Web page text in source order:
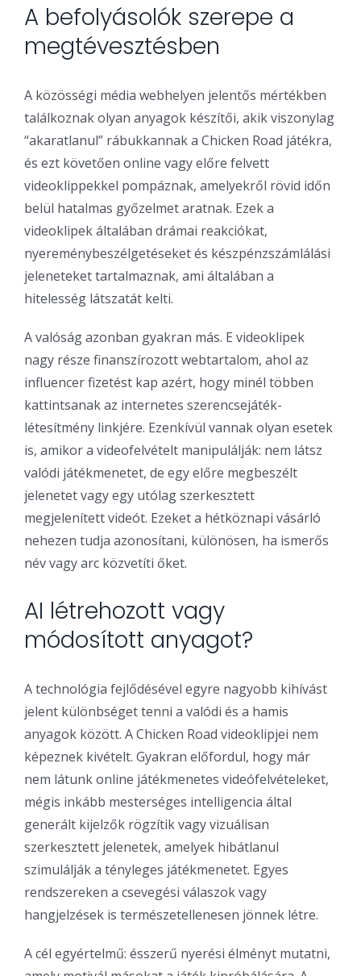
A befolyásolók szerepe a
megtévesztésben
A közösségi média webhelyen jelentős mértékben
találkoznak olyan anyagok készítői, akik viszonylag
“akaratlanul” rábukkannak a Chicken Road játékra,
és ezt követően online vagy előre felvett
videoklippekkel pompáznak, amelyekről rövid időn
belül hatalmas győzelmet aratnak. Ezek a
videoklipek általában drámai reakciókat,
nyereménybeszélgetéseket és készpénzszámlálási
jeleneteket tartalmaznak, ami általában a
hitelesség látszatát kelti.
A valóság azonban gyakran más. E videoklipek
nagy része finanszírozott webtartalom, ahol az
influencer fizetést kap azért, hogy minél többen
kattintsanak az internetes szerencsejáték-
létesítmény linkjére. Ezenkívül vannak olyan esetek
is, amikor a videofelvételt manipulálják: nem látsz
valódi játékmenetet, de egy előre megbeszélt
jelenetet vagy egy utólag szerkesztett
megjelenített videót. Ezeket a hétköznapi vásárló
nehezen tudja azonosítani, különösen, ha ismerős
név vagy arc közvetíti őket.
AI létrehozott vagy
módosított anyagot?
A technológia fejlődésével egyre nagyobb kihívást
jelent különbséget tenni a valódi és a hamis
anyagok között. A Chicken Road videoklipjei nem
képeznek kivételt. Gyakran előfordul, hogy már
nem látunk online játékmenetes videófelvételeket,
mégis inkább mesterséges intelligencia által
generált kijelzők rögzítik vagy vizuálisan
szerkesztett jelenetek, amelyek hibátlanul
szimulálják a tényleges játékmenetet. Egyes
rendszereken a csevegési válaszok vagy
hangjelzések is természetellenesen jönnek létre.
A cél egyértelmű: ésszerű nyerési élményt mutatni,